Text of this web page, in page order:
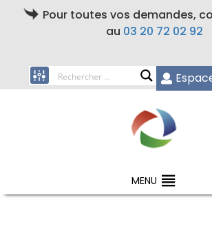
Pour toutes vos demandes,
au 03 20 72 02 92
MENU